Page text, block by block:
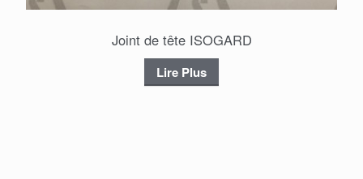
Joint de tête ISOGARD
Lire Plus